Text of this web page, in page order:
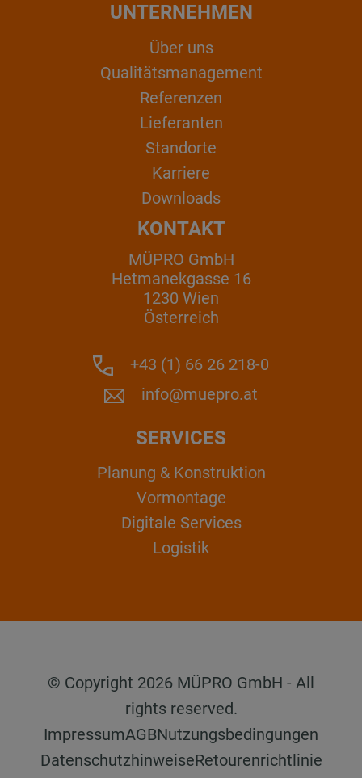
UNTERNEHMEN
Über uns
Qualitätsmanagement
Referenzen
Lieferanten
Standorte
Karriere
Downloads
KONTAKT
MÜPRO GmbH
Hetmanekgasse 16
1230 Wien
Österreich
+43 (1) 66 26 218-0
info@muepro.at
SERVICES
Planung & Konstruktion
Vormontage
Digitale Services
Logistik
© Copyright 2026 MÜPRO GmbH - All
rights reserved.
ImpressumAGBNutzungsbedingungen
DatenschutzhinweiseRetourenrichtlinie